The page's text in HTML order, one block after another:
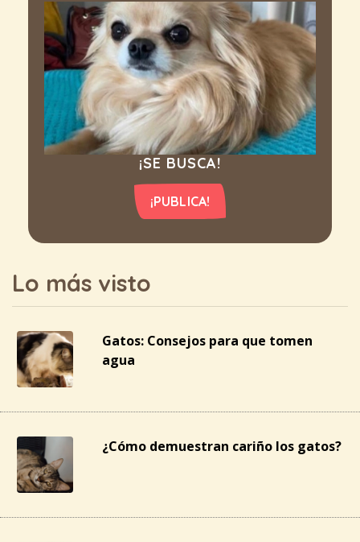
¡SE BUSCA!
¡PUBLICA!
Lo más visto
Gatos: Consejos para que tomen
agua
¿Cómo demuestran cariño los gatos?